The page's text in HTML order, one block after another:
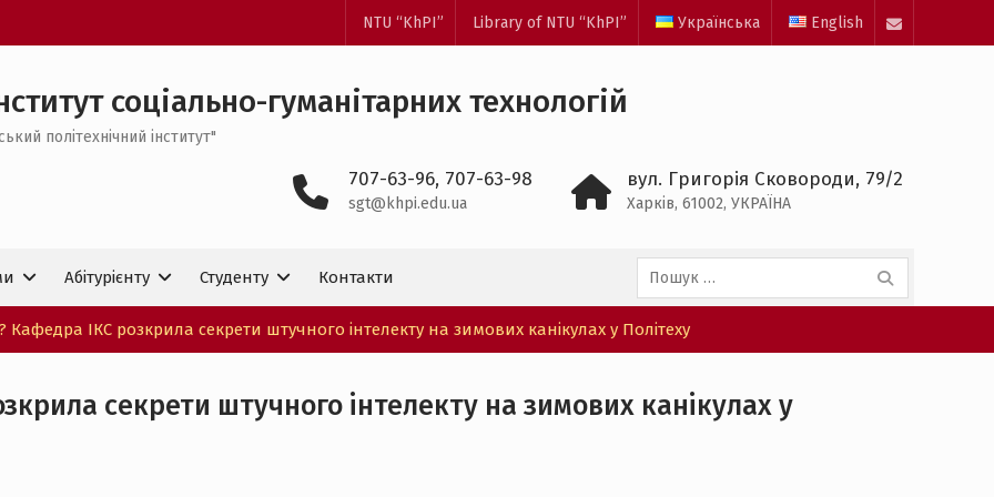
mail
NTU “KhPI” Library of NTU “KhPI” Українська English
соціально-гуманітарних технологій
політехнічний інститут"
707-63-96, 707-63-98
sgt@khpi.edu.ua
вул. Григорія Сковороди, 79/2
Харків, 61002, УКРАЇНА
Абітурієнту Студенту Контакти
Пошук:
Кафедра ІКС розкрила секрети штучного інтелекту на зимових канікулах у Політеху
секрети штучного інтелекту на зимових канікулах у